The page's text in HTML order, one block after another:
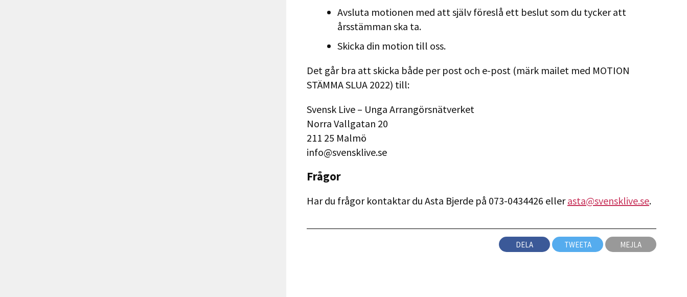
Avsluta motionen med att själv föreslå ett beslut som du tycker att
årsstämman ska ta.
Skicka din motion till oss.
Det går bra att skicka både per post och e-post (märk mailet med MOTION
STÄMMA SLUA 2022) till:
Svensk Live – Unga Arrangörsnätverket
Norra Vallgatan 20
211 25 Malmö
info@svensklive.se
Frågor
Har du frågor kontaktar du Asta Bjerde på 073-0434426 ellerasta@svensklive.se.
DELA TWEETA MEJLA